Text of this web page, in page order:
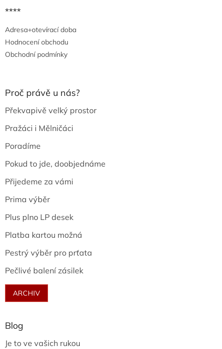
****
Adresa+otevírací doba
Hodnocení obchodu
Obchodní podmínky
Proč právě u nás?
Překvapivě velký prostor
Pražáci i Mělničáci
Poradíme
Pokud to jde, doobjednáme
Přijedeme za vámi
Prima výběr
Plus plno LP desek
Platba kartou možná
Pestrý výběr pro prťata
Pečlivé balení zásilek
ARCHIV
Blog
Je to ve vašich rukou